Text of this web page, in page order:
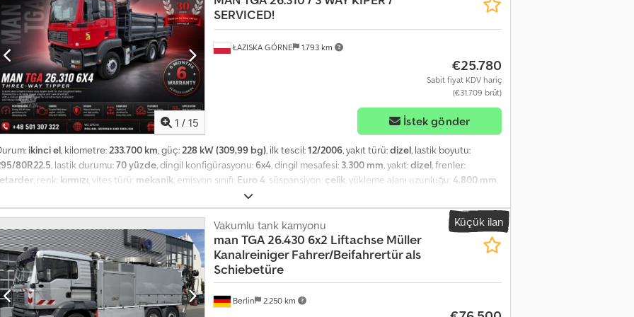
1 / 15
ŁAZISKA GÓRNE 1.793 km
SERVICED!
€25.780
Sabit fiyat KDV hariç
(€31.709 brüt)
İstek gönder
ikinci el, kilometre:233.700 km, güç:228 kW (309,99 bg), ilk tescil:12/2006, yakıt türü:dizel, lastik boyutu:
80R22.5, lastik durumu:70 yüzde, dingil konfigürasyonu:6x4, dingil mesafesi: 3.300 mm, yakıt:dizel, frenler:
, renk: kırmızı, vites türü: mekanik, emisyon sınıfı: Euro 4, süspansiyon: çelik, yükleme alanı uzunluğu:4.800 mm,
, yükleme alanı yüksekliği:100 mm
kilidi, elektrikli ayna, elektrikli cam sistemi, hız sabitleyici, merkezi kilitleme, retarder, çekiş kontrolü, -
Küçük ilan
Berlin 2.250 km
Vakumlu tank kamyonu
man TGA 26.430 6x2 Liftachse Müller
Kanalreiniger Fahrer/Beifahrertür als
Schiebetüre